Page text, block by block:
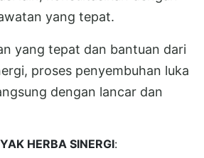
yang tepat.
yang tepat dan bantuan dari
proses penyembuhan luka
dengan lancar dan
HERBA SINERGI: